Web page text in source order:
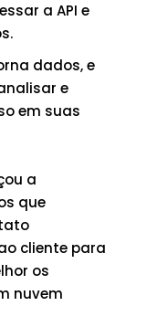
a API e
dados, e
e
em suas
a
que
cliente para
os
nuvem